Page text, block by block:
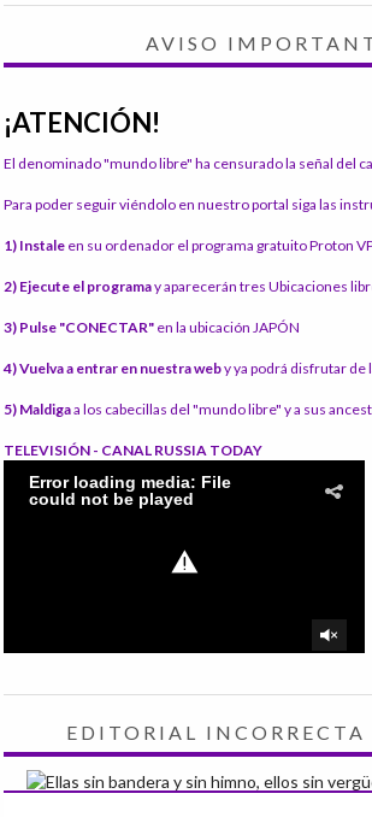
AVISO
¡ATENCIÓN!
El denominado "mundo libre" ha censurado la señal del
Para poder seguir viéndolo en nuestro portal siga las
1) Instale en su ordenador el programa gratuito Proton
2) Ejecute el programay aparecerán tres Ubicaciones
3) Pulse "CONECTAR" en la ubicación JAPÓN
4) Vuelva a entrar en nuestra weby ya podrá disfrutar de
5) Maldigaa los cabecillas del "mundo libre" y a sus
TELEVISIÓN - CANAL RUSSIA TODAY
EDITORIAL INCORRECTA